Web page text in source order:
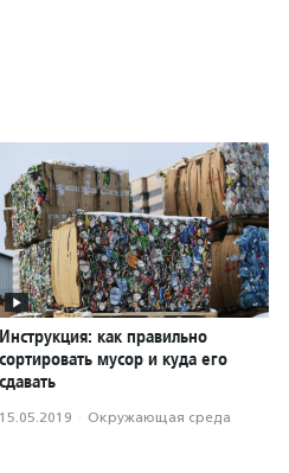
Инструкция: как правильно
сортировать мусор и куда его
сдавать
15.05.2019 · Окружающая среда